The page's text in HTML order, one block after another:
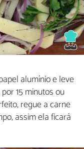
alumínio e leve
15 minutos ou
regue a carne
assim ela ficará